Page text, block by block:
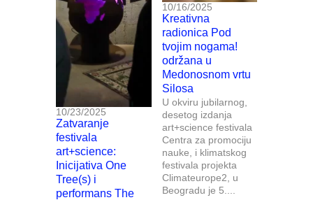
10/23/2025
Zatvaranje
festivala
art+science:
Inicijativa One
Tree(s) i
performans The
10/16/2025
Kreativna
radionica Pod
tvojim nogama!
održana u
Medonosnom vrtu
Silosa
U okviru jubilarnog,
desetog izdanja
art+science festivala
Centra za promociju
nauke, i klimatskog
festivala projekta
Climateurope2, u
Beogradu je 5....